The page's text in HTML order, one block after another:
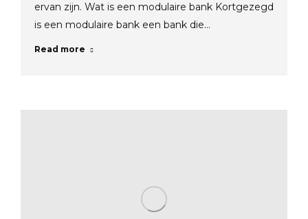
ervan zijn. Wat is een modulaire bank Kortgezegd
is een modulaire bank een bank die…
Read more